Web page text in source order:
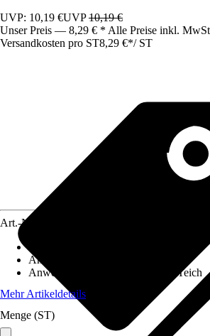
UVP: 10,19 €UVP10,19 €
Unser Preis — 8,29 € * Alle Preise inkl.
Versandkosten pro ST8,29 €*/ ST
Art.-Nr.
Anwendung
Anwendungsbereich
Aquarium, Teich
Mehr Artikeldetails
Menge (ST)